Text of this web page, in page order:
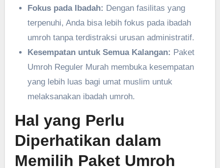
Fokus pada Ibadah: Dengan fasilitas yang
terpenuhi, Anda bisa lebih fokus pada ibadah
umroh tanpa terdistraksi urusan administratif.
Kesempatan untuk Semua Kalangan: Paket
Umroh Reguler Murah membuka kesempatan
yang lebih luas bagi umat muslim untuk
melaksanakan ibadah umroh.
Hal yang Perlu
Diperhatikan dalam
Memilih Paket Umroh